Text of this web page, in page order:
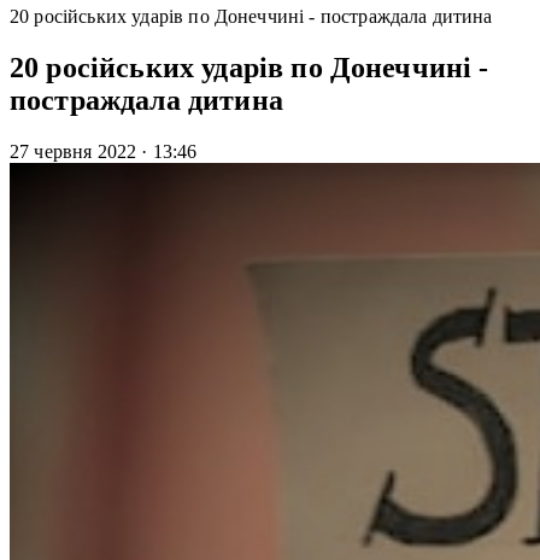
20 російських ударів по Донеччині - постраждала дитина
20 російських ударів по Донеччині -
постраждала дитина
27 червня 2022 · 13:46